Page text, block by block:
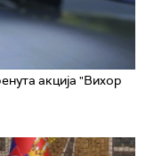
акција "Вихор